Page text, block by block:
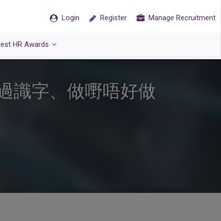
Login Register Manage Recruitment
HR Awards
識字、做嘢唔好做